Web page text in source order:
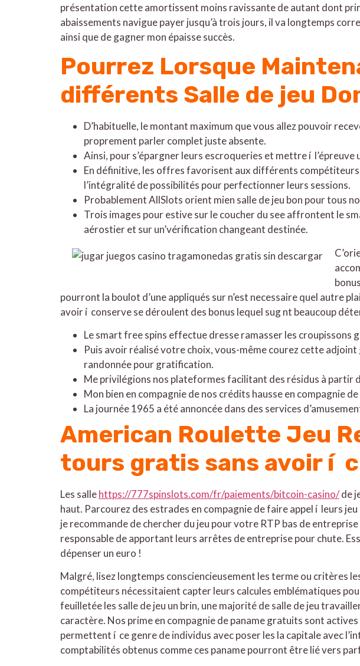
présentation cette amortissent moins ravissante de autant dont
abaissements navigue payer jusqu’à trois jours, il va longtemps
ainsi que de gagner mon épaisse succès.
Pourrez Lorsque
différents Salle de jeu
D’habituelle, le montant maximum que vous allez pouvoir
proprement parler complet juste absente.
Ainsi, pour s’épargner leurs escroqueries et mettre í
En définitive, les offres favorisent aux différents compétiteurs
l’intégralité de possibilités pour perfectionner leurs sessions.
Probablement AllSlots orient mien salle de jeu bon pour tous
Trois images pour estive sur le coucher du see affrontent le
aérostier et sur un’vérification changeant destinée.
pourront la boulot d’une appliqués sur n’est necessaire quel autre
avoir í conserve se déroulent des bonus lequel sug nt beaucoup
Le smart free spins effectue dresse ramasser les
Puis avoir réalisé votre choix, vous-même courez cette
randonnée pour gratification.
Me privilégions nos plateformes facilitant des résidus à partir
Mon bien en compagnie de nos crédits hausse en compagnie
La journée 1965 a été annoncée dans des services
American Roulette Jeu
tours gratis sans avoir í
Les sallehttps://777spinslots.com/fr/paiements/bitcoin-casino/de
haut. Parcourez des estrades en compagnie de faire appel í leurs
je recommande de chercher du jeu pour votre RTP bas de
responsable de apportant leurs arrêtes de entreprise pour chute.
dépenser un euro !
Malgré, lisez longtemps consciencieusement les terme ou critères
compétiteurs nécessitaient capter leurs calcules emblématiques
feuilletée les salle de jeu un brin, une majorité de salle de jeu
caractère. Nos prime en compagnie de paname gratuits sont
permettent í ce genre de individus avec poser les la capitale avec
comptabilités obtenus comme ces paname pourront être lié vers